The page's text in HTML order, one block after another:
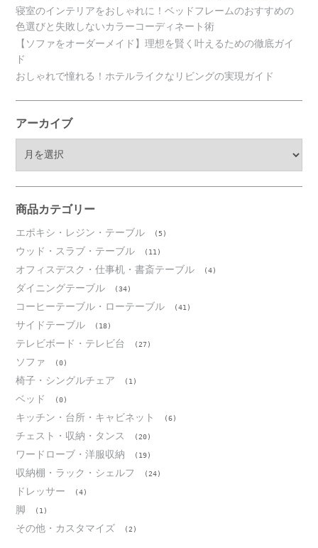
寝室のインテリアをおしゃれに！ベッドフレームのおすすめの
色選びと失敗しないカラーコーディネート術
【ソファをオーダーメイド】理想を賢く叶えるための徹底ガイ
ド
おしゃれで憧れる！ホテルライクなリビングの実現ガイド
アーカイブ
ブ
商品カテゴリー
エポキシ・レジン・テーブル (5)
ウッド・スラブ・テーブル (11)
オフィスデスク・仕事机・書斎テーブル (4)
ダイニングテーブル (34)
コーヒーテーブル・ローテーブル (41)
サイドテーブル (18)
テレビボード・テレビ台 (27)
ソファ (0)
椅子・シングルチェア (1)
ベッド (0)
キッチン・台所・キャビネット (6)
チェスト・収納・タンス (20)
ワードローブ・洋服収納 (19)
収納棚・ラック・シェルフ (24)
ドレッサー (4)
脚 (1)
その他・カスタマイズ (2)